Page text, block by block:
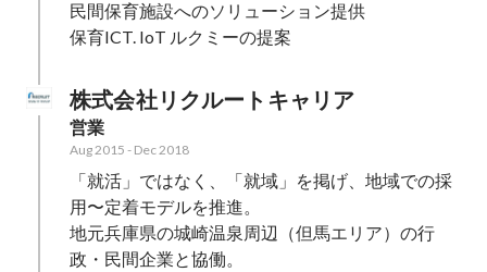
民間保育施設へのソリューション提供
保育ICT. IoT ルクミーの提案
株式会社リクルートキャリア
営業
Aug 2015 - Dec 2018
「就活」ではなく、「就域」を掲げ、地域での採
用〜定着モデルを推進。
地元兵庫県の城崎温泉周辺（但馬エリア）の行
政・民間企業と協働。